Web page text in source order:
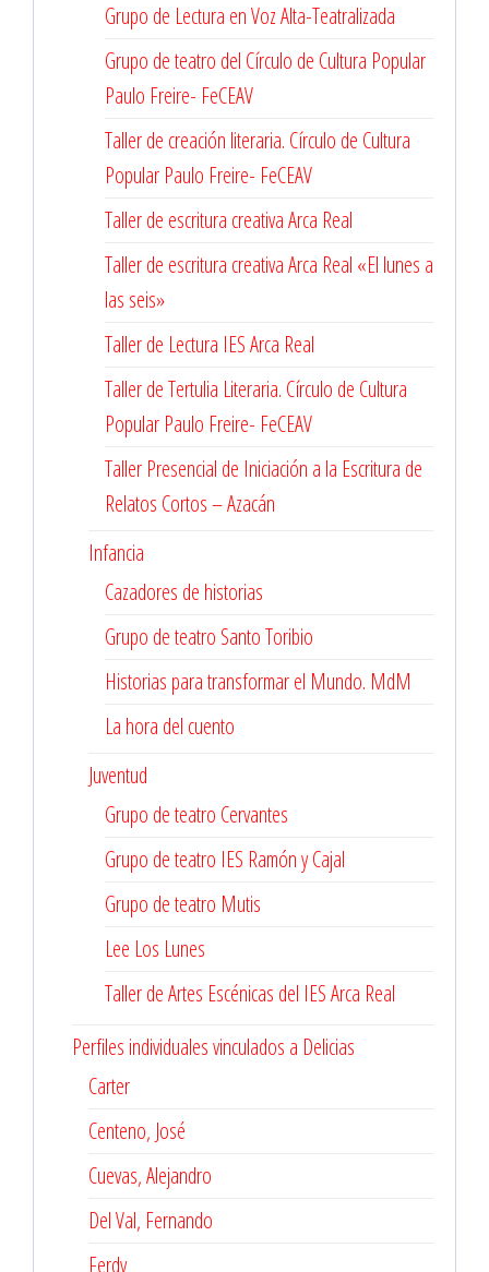
Grupo de Lectura en Voz Alta-Teatralizada
Grupo de teatro del Círculo de Cultura Popular
Paulo Freire- FeCEAV
Taller de creación literaria. Círculo de Cultura
Popular Paulo Freire- FeCEAV
Taller de escritura creativa Arca Real
Taller de escritura creativa Arca Real «El lunes a
las seis»
Taller de Lectura IES Arca Real
Taller de Tertulia Literaria. Círculo de Cultura
Popular Paulo Freire- FeCEAV
Taller Presencial de Iniciación a la Escritura de
Relatos Cortos – Azacán
Infancia
Cazadores de historias
Grupo de teatro Santo Toribio
Historias para transformar el Mundo. MdM
La hora del cuento
Juventud
Grupo de teatro Cervantes
Grupo de teatro IES Ramón y Cajal
Grupo de teatro Mutis
Lee Los Lunes
Taller de Artes Escénicas del IES Arca Real
Perfiles individuales vinculados a Delicias
Carter
Centeno, José
Cuevas, Alejandro
Del Val, Fernando
Ferdy